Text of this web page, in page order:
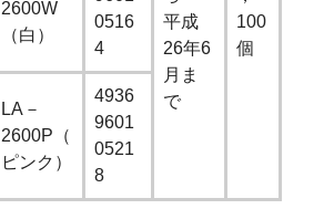
平成
26年6
月ま
で
100
個
2600W
（白）
0516
4
LA－
2600P（
ピンク）
4936
9601
0521
8